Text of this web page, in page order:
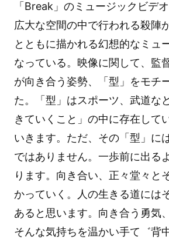
「Break」のミュージックビデ
広大な空間の中で行われる殺陣
とともに描かれる幻想的なミュ
なっている。映像に関して、監
が向き合う姿勢、「型」をモチ
た。「型」はスポーツ、武道な
きていくこと」の中に存在して
いきます。ただ、その「型」に
ではありません。一歩前に出る
ります。向き合い、正々堂々と
かっていく。人の生きる道には
あると思います。向き合う勇気
そんな気持ちを温かい手て゛背